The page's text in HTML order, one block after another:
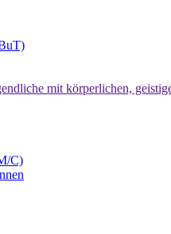
mit körperlichen,
C)